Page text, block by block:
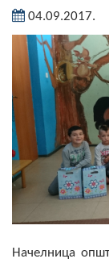
О
04.09.2017.
Начелница